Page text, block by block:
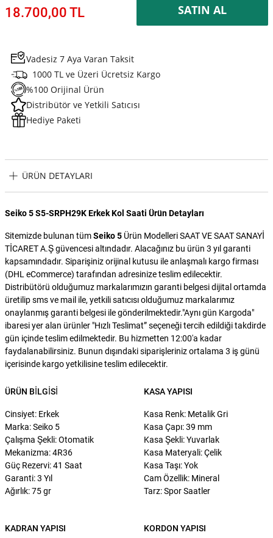
18.700,00 TL SATIN AL
Vadesiz 7 Aya Varan Taksit
1000 TL ve Üzeri Ücretsiz Kargo
%100 Orijinal Ürün
Distribütör ve Yetkili Satıcısı
Hediye Paketi
ÜRÜN DETAYLARI
Seiko 5 S5-SRPH29K Erkek Kol Saati Ürün Detayları
Sitemizde bulunan tümSeiko 5 Ürün Modelleri SAAT VE SAAT SANAYİ
TİCARET A.Ş güvencesi altındadır. Alacağınız bu ürün 3 yıl garanti
kapsamındadır. Siparişiniz orijinal kutusu ile anlaşmalı kargo firması
(DHL eCommerce) tarafından adresinize teslim edilecektir.
Distribütörü olduğumuz markalarımızın garanti belgesi dijital ortamda
üretilip sms ve mail ile, yetkili satıcısı olduğumuz markalarımız
onaylanmış garanti belgesi ile gönderilmektedir."Aynı gün Kargoda"
ibaresi yer alan ürünler "Hızlı Teslimat” seçeneği tercih edildiği takdirde
gün içinde teslim edilmektedir. Bu hizmetten 12:00'a kadar
faydalanabilirsiniz. Bunun dışındaki siparişleriniz ortalama 3 iş günü
içerisinde kargo yetkilisine teslim edilecektir.
ÜRÜN BILGISI
Cinsiyet: Erkek
Marka: Seiko 5
Çalışma Şekli: Otomatik
Mekanizma: 4R36
Güç Rezervi: 41 Saat
Garanti: 3 Yıl
Ağırlık: 75 gr
KASA YAPISI
Kasa Renk: Metalik Gri
Kasa Çapı: 39 mm
Kasa Şekli: Yuvarlak
Kasa Materyali: Çelik
Kasa Taşı: Yok
Cam Özellik: Mineral
Tarz: Spor Saatler
KADRAN YAPISI KORDON YAPISI